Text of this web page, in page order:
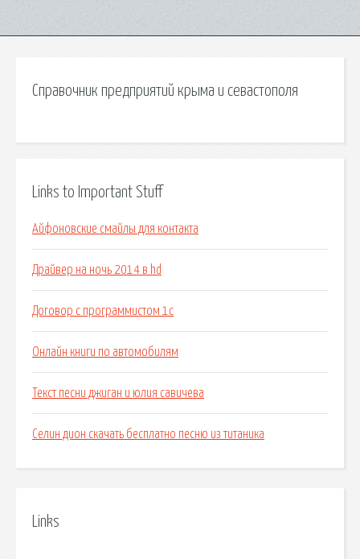
Справочник предприятий крыма и севастополя
Links to Important Stuff
Айфоновские смайлы для контакта
Драйвер на ночь 2014 в hd
Договор с программистом 1с
Онлайн книги по автомобилям
Текст песни джиган и юлия савичева
Селин дион скачать бесплатно песню из титаника
Links